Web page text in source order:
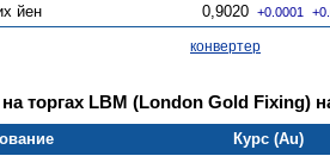
йен 0,9020 +0.0001
конвертер
торгах LBM (London Gold Fixing)
Курс (Au)